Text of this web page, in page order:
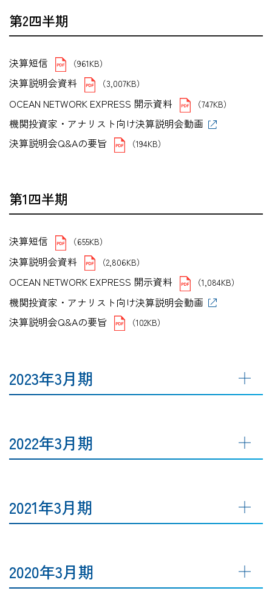
第2四半期
決算短信 （961KB）
決算説明会資料 （3,007KB）
OCEAN NETWORK EXPRESS 開示資料 （747KB）
機関投資家・アナリスト向け決算説明会動画
決算説明会Q&Aの要旨
（194KB）
第1四半期
決算短信 （655KB）
決算説明会資料 （2,806KB）
OCEAN NETWORK EXPRESS 開示資料 （1,084KB）
機関投資家・アナリスト向け決算説明会動画
決算説明会Q&Aの要旨
（102KB）
2023年3月期
2022年3月期
2021年3月期
2020年3月期